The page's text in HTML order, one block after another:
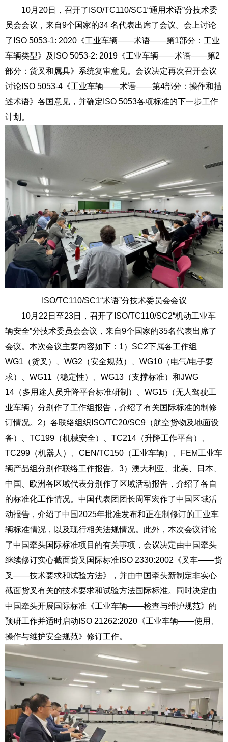
10月 20日，召开了 ISO/TC110/SC1“通用术语”分技术委
员会会议，来自9个国家的34 名代表出席了会议。会上讨论
了 ISO 5053-1: 2020 《工业车辆——术语——第1部分：工业
车辆类型》及 ISO 5053-2: 2019 《工业车辆——术语——第2
部分：货叉和属具》系统复审意见。会议决定再次召开会议
讨论 ISO 5053-4 《工业车辆——术语——第4部分：操作和描
述术语》各国意见，并确定 ISO 5053各项标准的下一步工作
计划。
ISO/TC110/SC1“术语”分技术委员会会议
10月 22 日至23日，召开了 ISO/TC110/SC2“机动工业车
辆安全”分技术委员会会议，来自9个国家的35名代表出席了
会议。本次会议主要内容如下： 1） SC2下属各工作组
WG1 （货叉）、 WG2 （安全规范）、 WG10 （电气/电子要
求）、 WG11 （稳定性）、 WG13 （支撑标准）和JWG
14 （多用途人员升降平台标准研制）、 WG15 （无人驾驶工
业车辆）分别作了工作组报告，介绍了有关国际标准的制修
订情况。 2）各联络组织 ISO/TC20/SC9 （航空货物及地面设
备）、 TC199 （机械安全）、 TC214 （升降工作平台）、
TC299 （机器人）、 CEN/TC150 （工业车辆）、 FEM工业车
辆产品组分别作联络工作报告。 3）澳大利亚、北美、日本、
中国、欧洲各区域代表分别作了区域活动报告，介绍了各自
的标准化工作情况。中国代表团团长周军宏作了中国区域活
动报告，介绍了中国2025年批准发布和正在制修订的工业车
辆标准情况，以及现行相关法规情况。此外，本次会议讨论
了中国牵头国际标准项目的有关事项，会议决定由中国牵头
继续修订实心截面货叉国际标准 ISO 2330:2002 《叉车——货
叉 ——技术要求和试验方法》，并由中国牵头新制定非实心
截面货叉有关的技术要求和试验方法国际标准。
同时决定由
中国牵头开展国际标准《工业车辆——检查与维护规范》的
预研工作并适时启动 ISO 21262:2020 《工业车辆——使用、
操作与维护安全规范》修订工作。